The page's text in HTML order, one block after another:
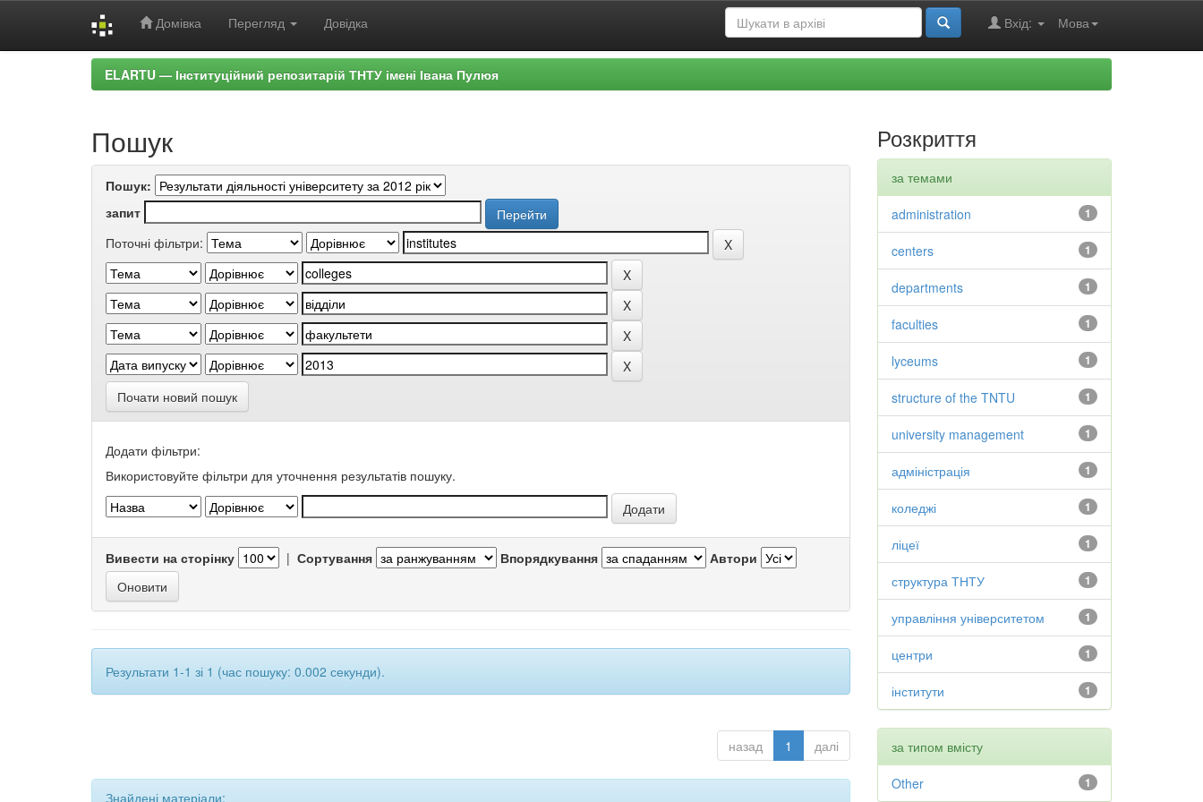
Домівка Перегляд Довідка Мова
Вхід:
ELARTU — Інституційний репозитарій ТНТУ імені Івана Пулюя
Пошук
Пошук:
запит
Поточні фільтри:
Почати новий пошук
Додати фільтри:
Використовуйте фільтри для уточнення результатів пошуку.
Вивести на сторінку | Сортування Впорядкування Автори
Результати 1-1 зі 1 (час пошуку: 0.002 секунди).
назад 1 далі
Знайдені матеріали:
Розкриття
за темами
1
administration
1
centers
1
departments
1
faculties
1
lyceums
1
structure of the TNTU
1
university management
1
адміністрація
1
коледжі
1
ліцеї
1
структура ТНТУ
1
управління університетом
1
центри
1
інститути
за типом вмісту
1
Other